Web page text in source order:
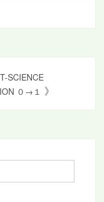
SCIENCE
０→１
》